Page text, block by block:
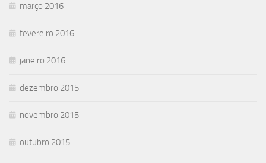
março 2016
fevereiro 2016
janeiro 2016
dezembro 2015
novembro 2015
outubro 2015